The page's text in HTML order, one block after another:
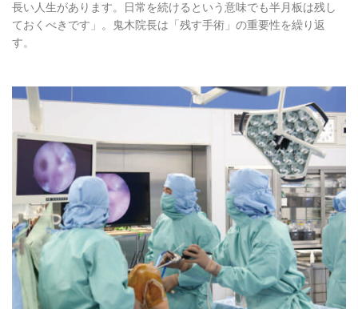
長い人生があります。日常を続けるという意味でも半月板は残し
ておくべきです」。鬼木院長は「残す手術」の重要性を繰り返
す。